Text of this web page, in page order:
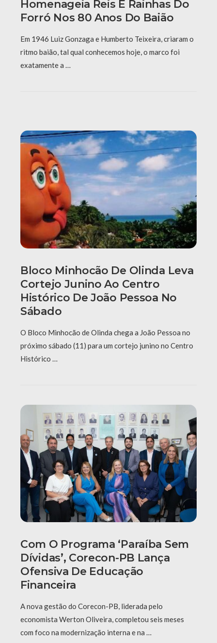
Homenageia Reis E Rainhas Do
Forró Nos 80 Anos Do Baião
Em 1946 Luiz Gonzaga e Humberto Teixeira, criaram o
ritmo baião, tal qual conhecemos hoje, o marco foi
exatamente a …
Bloco Minhocão De Olinda Leva
Cortejo Junino Ao Centro
Histórico De João Pessoa No
Sábado
O Bloco Minhocão de Olinda chega a João Pessoa no
próximo sábado (11) para um cortejo junino no Centro
Histórico …
Com O Programa ‘Paraíba Sem
Dívidas’, Corecon-PB Lança
Ofensiva De Educação
Financeira
A nova gestão do Corecon-PB, liderada pelo
economista Werton Oliveira, completou seis meses
com foco na modernização interna e na …